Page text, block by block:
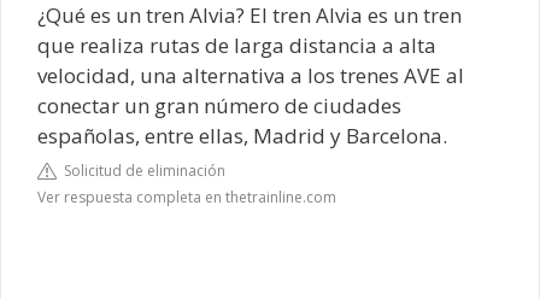
¿Qué es un tren Alvia? El tren Alvia es un tren
que realiza rutas de larga distancia a alta
velocidad, una alternativa a los trenes AVE al
conectar un gran número de ciudades
españolas, entre ellas, Madrid y Barcelona.
Solicitud de eliminación
Ver respuesta completa en thetrainline.com